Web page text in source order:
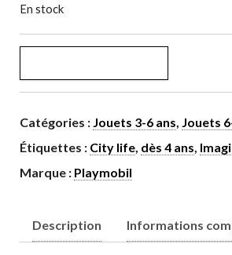
En stock
Catégories : Jouets 3-6 ans Jouets
Étiquettes : City life dès 4 ans
Marque : Playmobil
Description Informations